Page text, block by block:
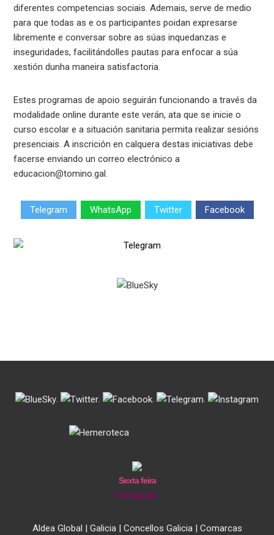
diferentes competencias sociais. Ademais, serve de medio
para que todas as e os participantes poidan expresarse
libremente e conversar sobre as súas inquedanzas e
inseguridades, facilitándolles pautas para enfocar a súa
xestión dunha maneira satisfactoria.
Estes programas de apoio seguirán funcionando a través da
modalidade online durante este verán, ata que se inicie o
curso escolar e a situación sanitaria permita realizar sesións
presenciais. A inscrición en calquera destas iniciativas debe
facerse enviando un correo electrónico a
educacion@tomino.gal.
Telegram WhatsApp Twitter Facebook
. . . .
Sexta feira
7 de Agosto
Aldea Global | Galicia| Concellos Galicia| Comarcas